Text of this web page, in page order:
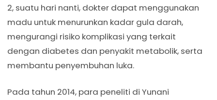
2, suatu hari nanti, dokter dapat menggunakan
madu untuk menurunkan kadar gula darah,
mengurangi risiko komplikasi yang terkait
dengan diabetes dan penyakit metabolik, serta
membantu penyembuhan luka.
Pada tahun 2014, para peneliti di Yunani